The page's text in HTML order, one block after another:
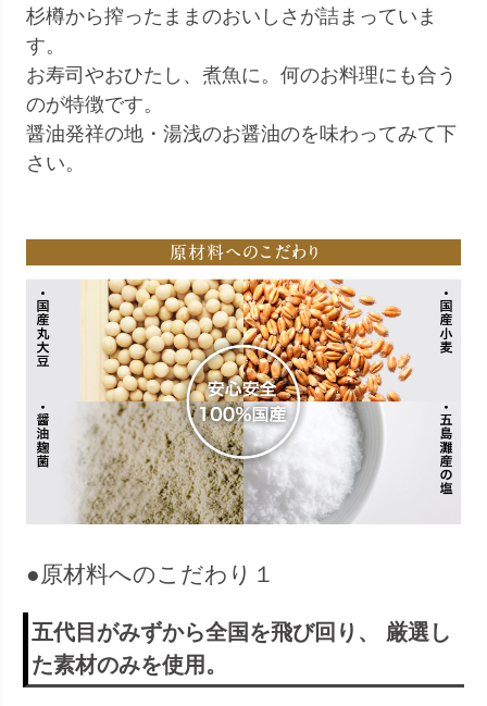
杉樽から搾ったままのおいしさが詰まっていま
す。
お寿司やおひたし、煮魚に。何のお料理にも合う
のが特徴です。
醤油発祥の地・湯浅のお醤油のを味わってみて下
さい。
●原材料へのこだわり１
五代目がみずから全国を飛び回り、 厳選し
た素材のみを使用。